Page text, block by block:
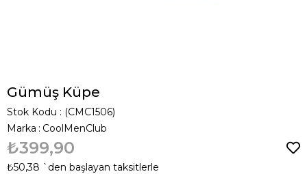
Gümüş Küpe
Stok Kodu
(CMC1506)
Marka : CoolMenClub
₺399,90
₺50,38 `den başlayan taksitlerle